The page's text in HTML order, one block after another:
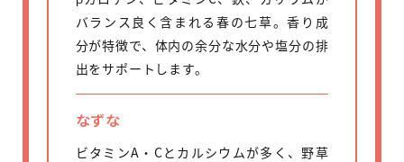
バランス良く含まれる春の七草。香り成
分が特徴で、体内の余分な水分や塩分の排
出をサポートします。
なずな
ビタミンA・Cとカルシウムが多く、野草